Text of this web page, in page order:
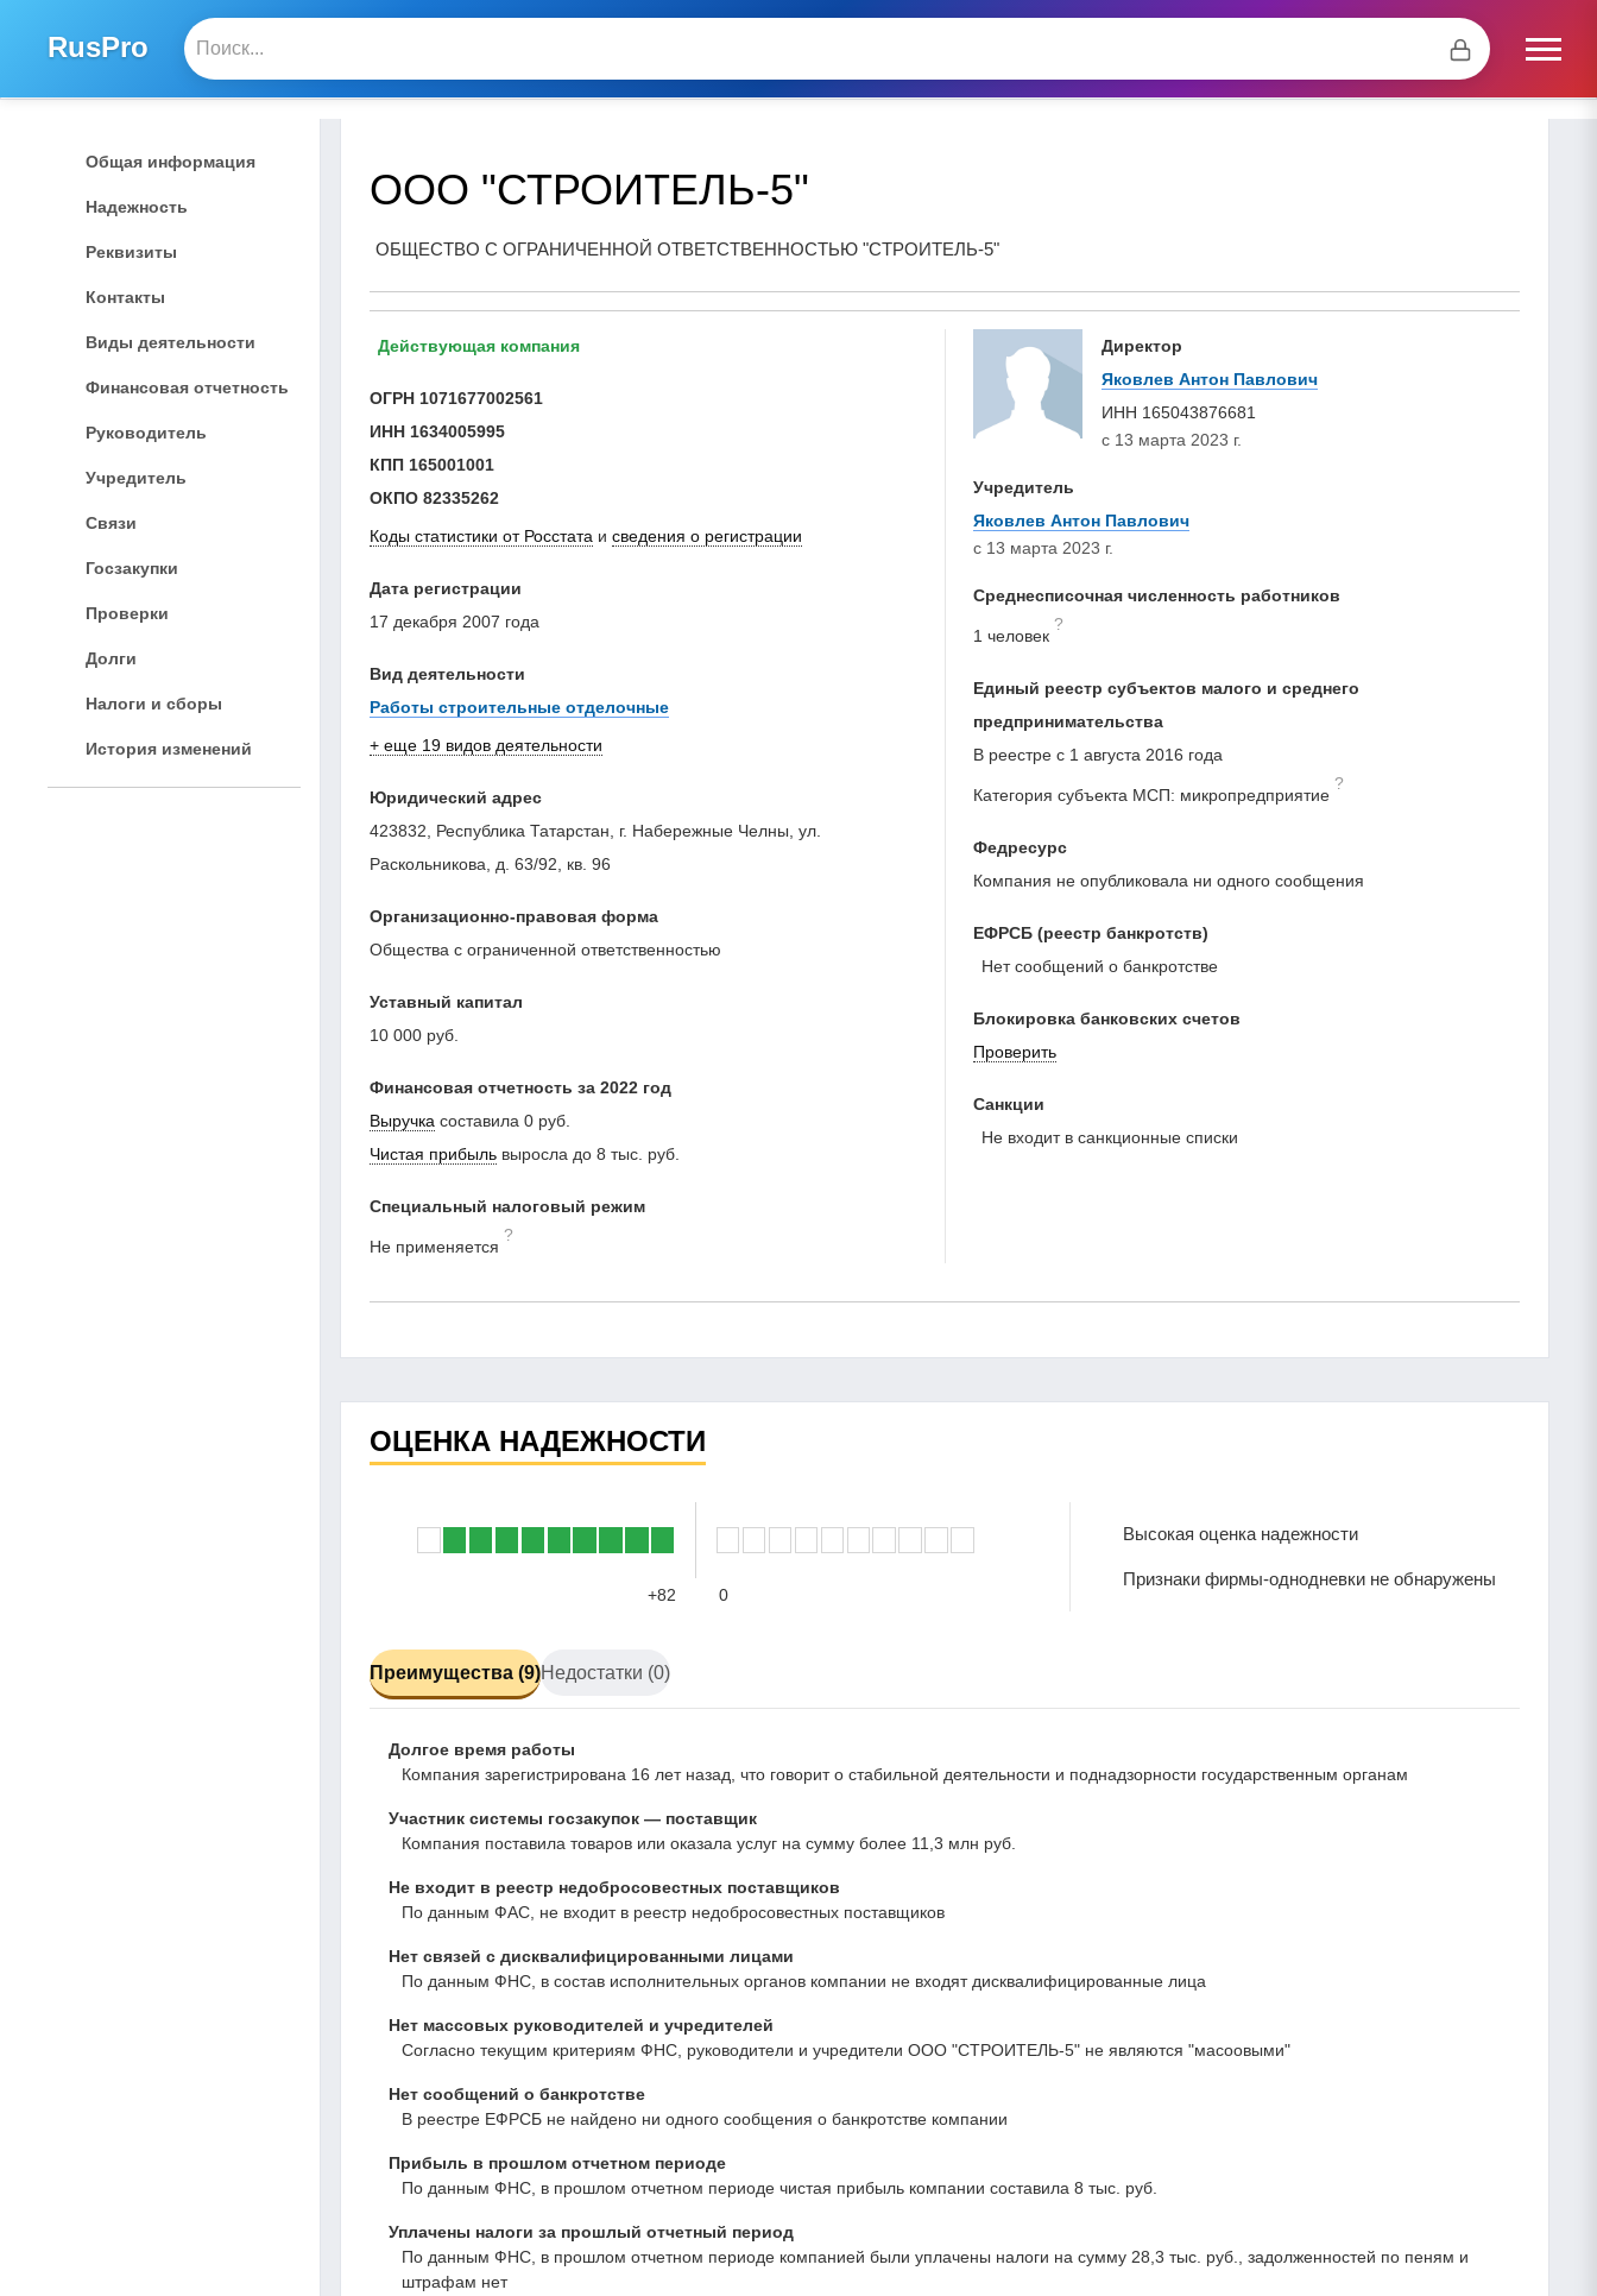
RusPro
Общая информация
Надежность
Реквизиты
Контакты
Виды деятельности
Финансовая отчетность
Руководитель
Учредитель
Связи
Госзакупки
Проверки
Долги
Налоги и сборы
История изменений
ООО "СТРОИТЕЛЬ-5"
ОБЩЕСТВО С ОГРАНИЧЕННОЙ ОТВЕТСТВЕННОСТЬЮ "СТРОИТЕЛЬ-5"
Действующая компания
ОГРН 1071677002561
ИНН 1634005995
КПП 165001001
ОКПО 82335262
Коды статистики от Росстата и сведения о регистрации
Дата регистрации
17 декабря 2007 года
Вид деятельности
Работы строительные отделочные
+ еще 19 видов деятельности
Юридический адрес
423832, Республика Татарстан, г. Набережные Челны, ул.
Раскольникова, д. 63/92, кв. 96
Организационно-правовая форма
Общества с ограниченной ответственностью
Уставный капитал
10 000 руб.
Финансовая отчетность за 2022 год
Выручка составила 0 руб.
Чистая прибыль выросла до 8 тыс. руб.
Специальный налоговый режим
Не применяется
?
Директор
Яковлев Антон Павлович
ИНН 165043876681
с 13 марта 2023 г.
Учредитель
Яковлев Антон Павлович
с 13 марта 2023 г.
Среднесписочная численность работников
1 человек
?
Единый реестр субъектов малого и среднего
предпринимательства
В реестре с 1 августа 2016 года
Категория субъекта МСП: микропредприятие
?
Федресурс
Компания не опубликовала ни одного сообщения
ЕФРСБ (реестр банкротств)
Нет сообщений о банкротстве
Блокировка банковских счетов
Проверить
Санкции
Не входит в санкционные списки
ОЦЕНКА НАДЕЖНОСТИ
+82 0
Высокая оценка надежности
Признаки фирмы-однодневки не обнаружены
Преимущества (9)Недостатки (0)
Долгое время работы
Компания зарегистрирована 16 лет назад, что говорит о стабильной деятельности и поднадзорности государственным органам
Участник системы госзакупок — поставщик
Компания поставила товаров или оказала услуг на сумму более 11,3 млн руб.
Не входит в реестр недобросовестных поставщиков
По данным ФАС, не входит в реестр недобросовестных поставщиков
Нет связей с дисквалифицированными лицами
По данным ФНС, в состав исполнительных органов компании не входят дисквалифицированные лица
Нет массовых руководителей и учредителей
Согласно текущим критериям ФНС, руководители и учредители ООО "СТРОИТЕЛЬ-5" не являются "масоовыми"
Нет сообщений о банкротстве
В реестре ЕФРСБ не найдено ни одного сообщения о банкротстве компании
Прибыль в прошлом отчетном периоде
По данным ФНС, в прошлом отчетном периоде чистая прибыль компании составила 8 тыс. руб.
Уплачены налоги за прошлый отчетный период
По данным ФНС, в прошлом отчетном периоде компанией были уплачены налоги на сумму 28,3 тыс. руб., задолженностей по пеням и
штрафам нет